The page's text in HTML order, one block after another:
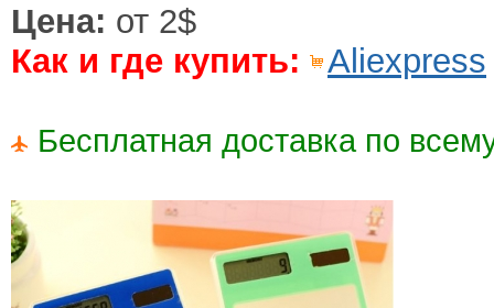
Цена: от 2$
Как и где купить:
Aliexpress
Бесплатная доставка по